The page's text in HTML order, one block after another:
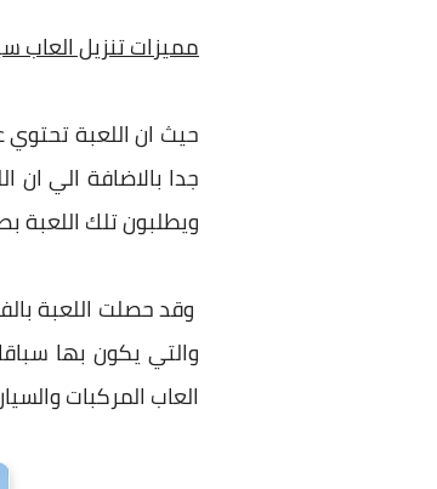
مميزات تنزيل
حيث ان اللعبة
جدا بالاضافة الي ان
ويطلبون تلك اللعبة
وقد حصلت اللعبة
والتي يكون بها
العاب المركبات